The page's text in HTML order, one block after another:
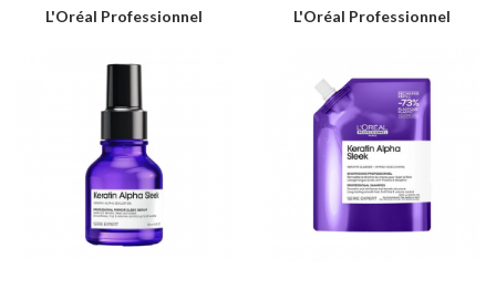
L'Oréal Professionnel
L'Oréal Professionnel